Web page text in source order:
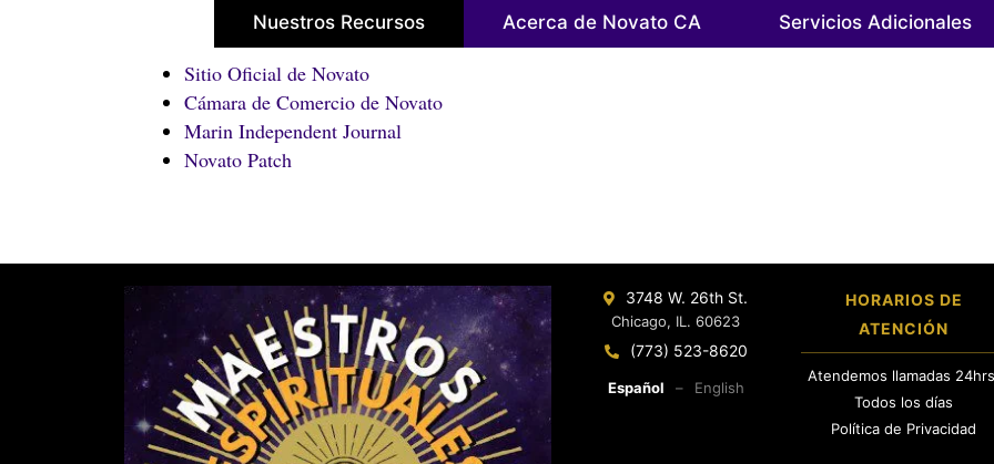
Nuestros Recursos Acerca de Novato CA Servicios Adicionales
Sitio Oficial de Novato
Cámara de Comercio de Novato
Marin Independent Journal
Novato Patch
3748 W. 26th St.
Chicago, IL. 60623
(773) 523-8620
Español – English
HORARIOS DE
ATENCIÓN
Atendemos llamadas
Todos los días
Política de Privacidad